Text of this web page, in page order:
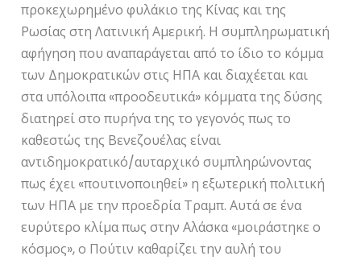
προκεχωρημένο φυλάκιο της Κίνας και της
Ρωσίας στη Λατινική Αμερική. Η συμπληρωματική
αφήγηση που αναπαράγεται από το ίδιο το κόμμα
των Δημοκρατικών στις ΗΠΑ και διαχέεται και
στα υπόλοιπα «προοδευτικά» κόμματα της δύσης
διατηρεί στο πυρήνα της το γεγονός πως το
καθεστώς της Βενεζουέλας είναι
αντιδημοκρατικό/αυταρχικό συμπληρώνοντας
πως έχει «πουτινοποιηθεί» η εξωτερική πολιτική
των ΗΠΑ με την προεδρία Τραμπ. Αυτά σε ένα
ευρύτερο κλίμα πως στην Αλάσκα «μοιράστηκε ο
κόσμος», ο Πούτιν καθαρίζει την αυλή του